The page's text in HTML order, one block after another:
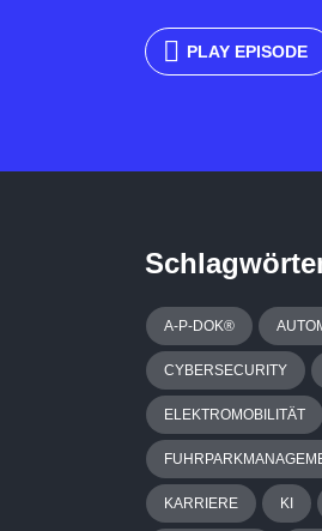
PLAY EPISODE
A-P-DOK®
CYBERSECURITY
ELEKTROMOBILITÄT
KARRIERE KI